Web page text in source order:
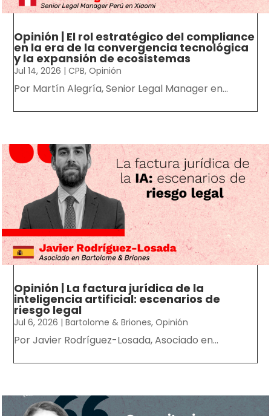
Opinión | El rol estratégico del compliance
en la era de la convergencia tecnológica
y la expansión de ecosistemas
Jul 14, 2026 |CPB,Opinión
Por Martín Alegría, Senior Legal Manager en...
Opinión | La factura jurídica de la
inteligencia artificial: escenarios de
riesgo legal
Jul 6, 2026 |Bartolome & Briones,Opinión
Por Javier Rodríguez-Losada, Asociado en...